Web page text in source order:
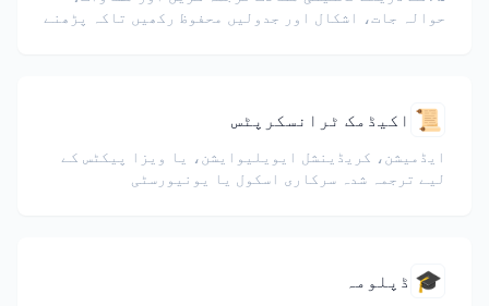
حوالہ جات، اشکال اور جدولیں محفوظ رکھیں تاکہ پڑھنے
📜 اکیڈمک ٹرانسکرپٹس
ایڈمیشن، کریڈینشل ایویلیوایشن، یا ویزا پیکٹس کے
لیے ترجمہ شدہ سرکاری اسکول یا یونیورسٹی
🎓 ڈپلومہ